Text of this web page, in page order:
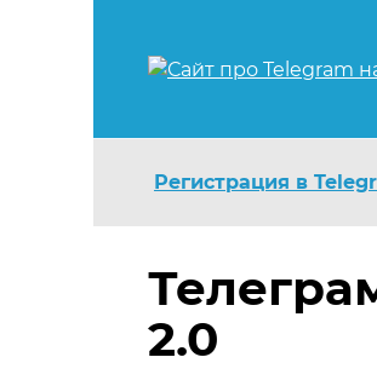
Регистрация в
2.0